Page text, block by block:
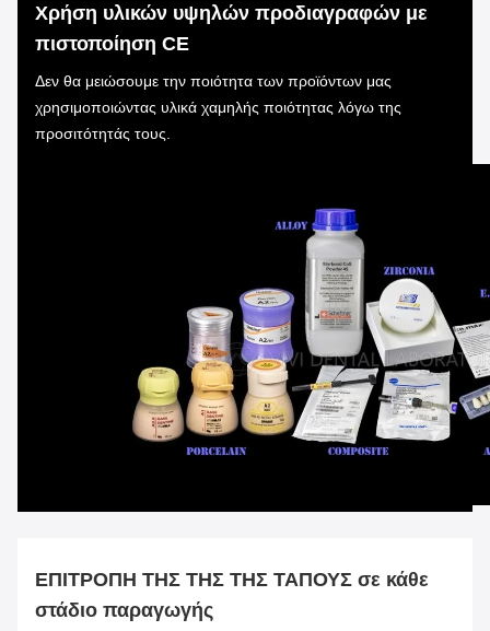
Χρήση υλικών υψηλών προδιαγραφών με
πιστοποίηση CE
Δεν θα μειώσουμε την ποιότητα των προϊόντων μας
χρησιμοποιώντας υλικά χαμηλής ποιότητας λόγω της
προσιτότητάς τους.
ΕΠΙΤΡΟΠΗ ΤΗΣ ΤΗΣ ΤΗΣ ΤΑΠΟΥΣ σε κάθε
στάδιο παραγωγής